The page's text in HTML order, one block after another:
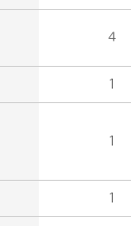
4
1
1
1